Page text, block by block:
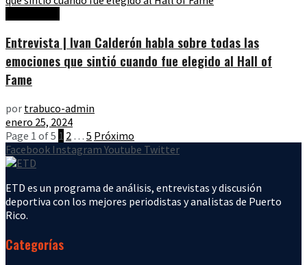
Entrevista | Ivan Calderón habla sobre todas las
emociones que sintió cuando fue elegido al Hall of
Fame
por trabuco-admin
enero 25, 2024
Page 1 of 5 1 2 … 5 Próximo
Facebook Instagram Youtube Twitter
ETD es un programa de análisis, entrevistas y discusión
deportiva con los mejores periodistas y analistas de Puerto
Rico.
Categorías